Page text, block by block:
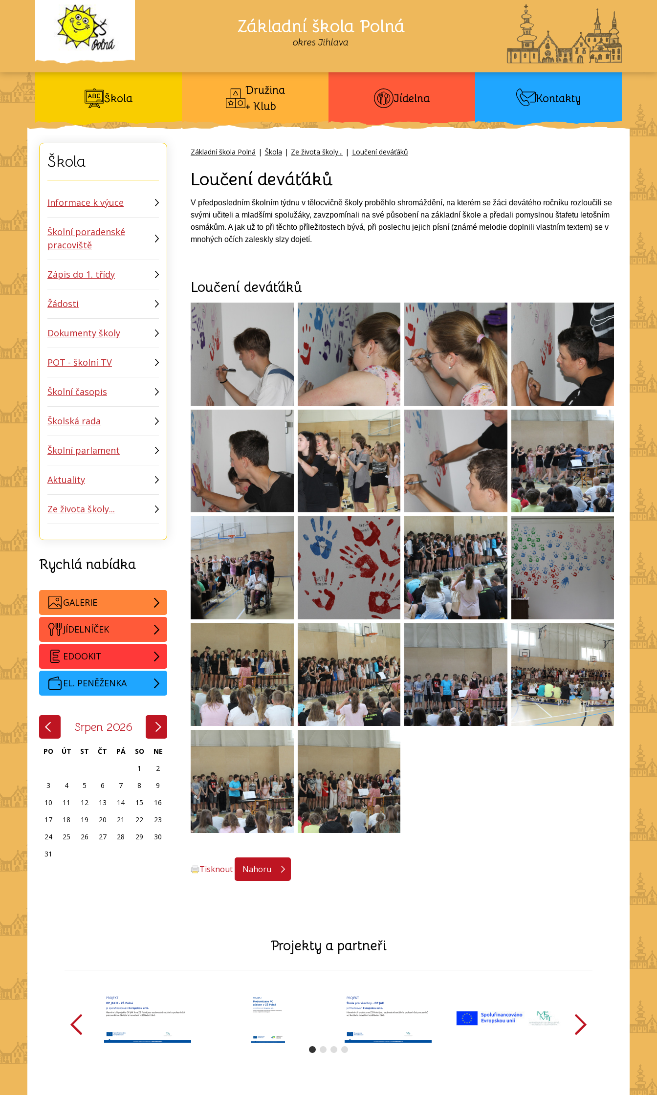
Základní škola Polná
okres Jihlava
Škola
Družina
+ Klub
Jídelna Kontakty
Základní škola Polná | Škola | Ze života školy... | Loučení deváťáků
Loučení deváťáků
V předposledním školním týdnu v tělocvičně školy proběhlo shromáždění, na kterém se žáci devátého ročníku rozloučili se
svými učiteli a mladšími spolužáky, zavzpomínali na své působení na základní škole a předali pomyslnou štafetu letošním
osmákům. A jak už to při těchto příležitostech bývá, při poslechu jejich písní (známé melodie doplnili vlastním textem) se v
mnohých očích zaleskly slzy dojetí.
Loučení deváťáků
Tisknout Nahoru
Škola
Informace k výuce
Školní poradenské
pracoviště
Zápis do 1. třídy
Žádosti
Dokumenty školy
POT - školní TV
Školní časopis
Školská rada
Školní parlament
Aktuality
Ze života školy...
Rychlá nabídka
GALERIE
JÍDELNÍČEK
EDOOKIT
EL. PENĚŽENKA
Srpen 2026
PO ÚT ST ČT PÁ SO
NE
1
2
3
4 5 6 7 8
9
10
11 12 13 14 15
16
17
18 19 20 21 22
23
24
25 26 27 28 29
30
31
Projekty a partneři
předchozí